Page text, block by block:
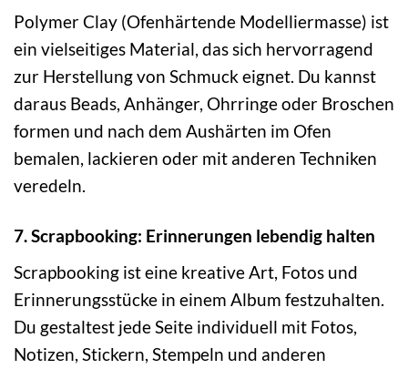
Polymer Clay (Ofenhärtende Modelliermasse) ist
ein vielseitiges Material, das sich hervorragend
zur Herstellung von Schmuck eignet. Du kannst
daraus Beads, Anhänger, Ohrringe oder Broschen
formen und nach dem Aushärten im Ofen
bemalen, lackieren oder mit anderen Techniken
veredeln.
7. Scrapbooking: Erinnerungen lebendig halten
Scrapbooking ist eine kreative Art, Fotos und
Erinnerungsstücke in einem Album festzuhalten.
Du gestaltest jede Seite individuell mit Fotos,
Notizen, Stickern, Stempeln und anderen